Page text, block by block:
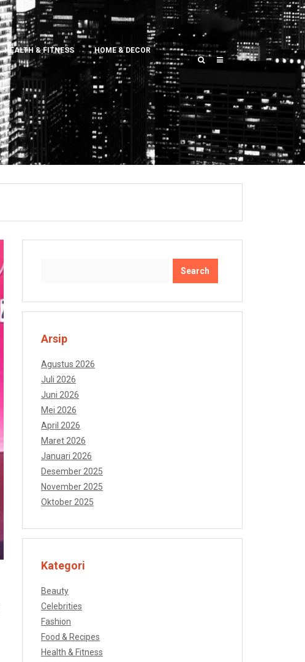
HEALTH & FITNESS HOME & DECOR
Arsip
Agustus 2026
Juli 2026
Juni 2026
Mei 2026
April 2026
Maret 2026
Januari 2026
Desember 2025
November 2025
Oktober 2025
Kategori
Beauty
Celebrities
Fashion
Food & Recipes
Health & Fitness